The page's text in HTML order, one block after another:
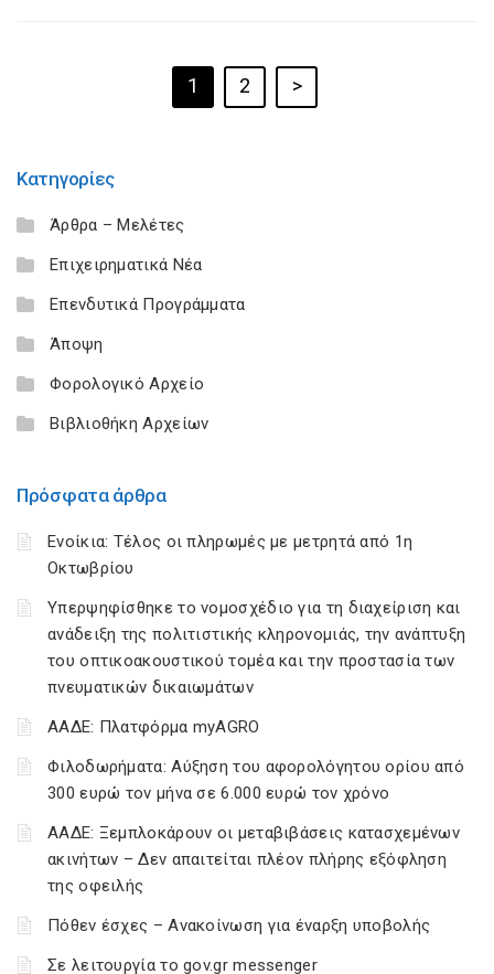
1 2 >
Κατηγορίες
Άρθρα – Μελέτες
Επιχειρηματικά Νέα
Επενδυτικά Προγράμματα
Άποψη
Φορολογικό Αρχείο
Βιβλιοθήκη Αρχείων
Πρόσφατα άρθρα
Ενοίκια: Τέλος οι πληρωμές με μετρητά από 1η
Οκτωβρίου
Υπερψηφίσθηκε το νομοσχέδιο για τη διαχείριση και
ανάδειξη της πολιτιστικής κληρονομιάς, την ανάπτυξη
του οπτικοακουστικού τομέα και την προστασία των
πνευματικών δικαιωμάτων
ΑΑΔΕ: Πλατφόρμα myAGRO
Φιλοδωρήματα: Αύξηση του αφορολόγητου ορίου από
300 ευρώ τον μήνα σε 6.000 ευρώ τον χρόνο
ΑΑΔΕ: Ξεμπλοκάρουν οι μεταβιβάσεις κατασχεμένων
ακινήτων – Δεν απαιτείται πλέον πλήρης εξόφληση
της οφειλής
Πόθεν έσχες – Ανακοίνωση για έναρξη υποβολής
Σε λειτουργία το gov.gr messenger